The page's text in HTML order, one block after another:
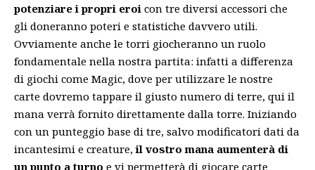
potenziare i propri eroi con tre diversi accessori che
gli doneranno poteri e statistiche davvero utili.
Ovviamente anche le torri giocheranno un ruolo
fondamentale nella nostra partita: infatti a differenza
di giochi come Magic, dove per utilizzare le nostre
carte dovremo tappare il giusto numero di terre, qui il
mana verrà fornito direttamente dalla torre. Iniziando
con un punteggio base di tre, salvo modificatori dati da
incantesimi e creature,il vostro mana aumenterà di
un punto a turno e vi permetterà di giocare carte